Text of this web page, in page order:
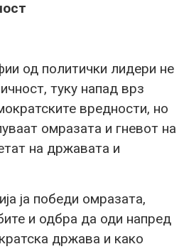
од политички лидери не
туку напад врз
вредности, но
омразата и гневот на
на државата и
ја победи омразата,
и одбра да оди напред
држава и како